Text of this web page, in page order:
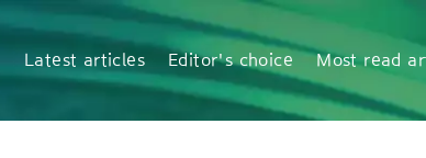
Latest articles Editor's choice Most read